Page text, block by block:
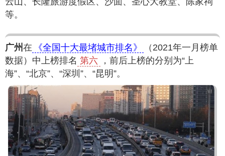
等。
广州在 《全国十大最堵城市排名》
（2021年一月榜单
数据）中上榜排名 第六
，前后上榜的分别为“上
海”、“北京”、“深圳”、“昆明”。